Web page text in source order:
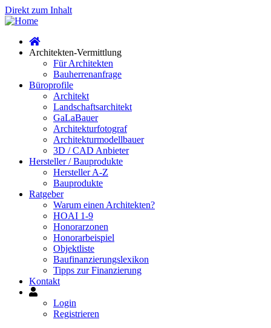
Direkt zum Inhalt
Architekten-Vermittlung
Für Architekten
Bauherrenanfrage
Büroprofile
Architekt
Landschaftsarchitekt
GaLaBauer
Architekturfotograf
Architekturmodellbauer
3D / CAD Anbieter
Hersteller / Bauprodukte
Hersteller A-Z
Bauprodukte
Ratgeber
Warum einen Architekten?
HOAI 1-9
Honorarzonen
Honorarbeispiel
Objektliste
Baufinanzierungslexikon
Tipps zur Finanzierung
Kontakt
Mein
KontoLogin
Registrieren